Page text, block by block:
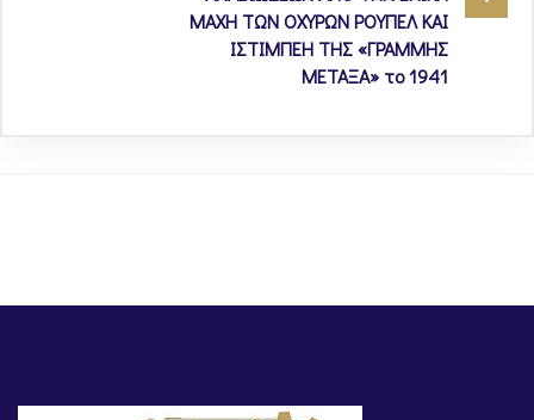
ΜΑΧΗ ΤΩΝ ΟΧΥΡΩΝ ΡΟΥΠΕΛ ΚΑΙ
ΙΣΤΙΜΠΕΗ ΤΗΣ «ΓΡΑΜΜΗΣ
ΜΕΤΑΞΑ» το 1941